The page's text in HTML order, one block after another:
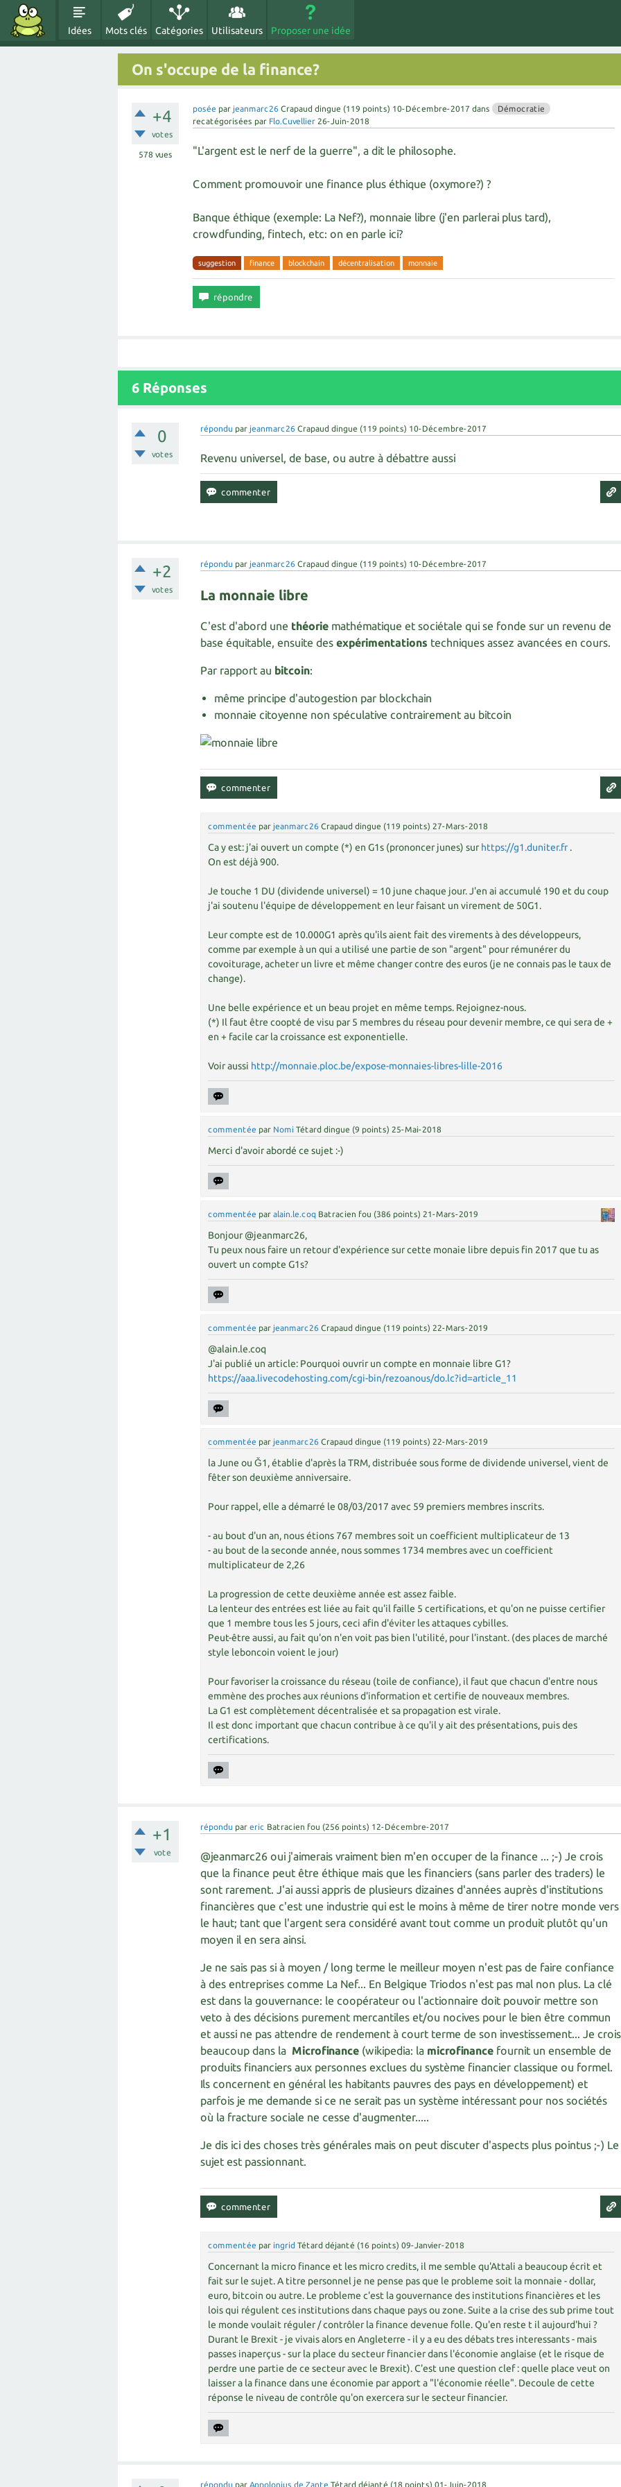
Idées Mots clés Catégories Utilisateurs Proposer une idée
On s'occupe de la finance?
+4
votes
578 vues
posée par jeanmarc26 Crapaud dingue (119 points) 10-Décembre-2017 dans
Démocratie
recatégorisées par Flo.Cuvellier 26-Juin-2018
"L'argent est le nerf de la guerre", a dit le philosophe.
Comment promouvoir une finance plus éthique (oxymore?) ?
Banque éthique (exemple: La Nef?), monnaie libre (j'en parlerai plus tard),
crowdfunding, fintech, etc: on en parle ici?
suggestion finance blockchain décentralisation monnaie
6 Réponses
0
votes
répondu par jeanmarc26 Crapaud dingue (119 points) 10-Décembre-2017
Revenu universel, de base, ou autre à débattre aussi
+2
votes
répondu par jeanmarc26 Crapaud dingue (119 points) 10-Décembre-2017
La monnaie libre
C'est d'abord une théorie mathématique et sociétale qui se fonde sur un revenu de
base équitable, ensuite desexpérimentations techniques assez avancées en cours.
Par rapport au bitcoin:
même principe d'autogestion par blockchain
monnaie citoyenne non spéculative contrairement au bitcoin
commentée par jeanmarc26 Crapaud dingue (119 points) 27-Mars-2018
Ca y est: j'ai ouvert un compte (*) en G1s (prononcer junes) surhttps://g1.duniter.fr.
On est déjà 900.
Je touche 1 DU (dividende universel) = 10 june chaque jour. J'en ai accumulé 190 et du coup
j'ai soutenu l'équipe de développement en leur faisant un virement de 50G1.
Leur compte est de 10.000G1 après qu'ils aient fait des virements à des développeurs,
comme par exemple à un qui a utilisé une partie de son "argent" pour rémunérer du
covoiturage, acheter un livre et même changer contre des euros (je ne connais pas le taux de
change).
Une belle expérience et un beau projet en même temps. Rejoignez-nous.
(*) Il faut être coopté de visu par 5 membres du réseau pour devenir membre, ce qui sera de +
en + facile car la croissance est exponentielle.
Voir aussi http://monnaie.ploc.be/expose-monnaies-libres-lille-2016
commentée par Nomi Tétard dingue (9 points) 25-Mai-2018
Merci d'avoir abordé ce sujet :-)
commentée paralain.le.coq Batracien fou (386 points) 21-Mars-2019
Bonjour @jeanmarc26,
Tu peux nous faire un retour d'expérience sur cette monaie libre depuis fin 2017 que tu as
ouvert un compte G1s?
commentée par jeanmarc26 Crapaud dingue (119 points) 22-Mars-2019
@alain.le.coq
J'ai publié un article: Pourquoi ouvrir un compte en monnaie libre G1?
https://aaa.livecodehosting.com/cgi-bin/rezoanous/do.lc?id=article_11
commentée par jeanmarc26 Crapaud dingue (119 points) 22-Mars-2019
la June ou Ǧ1, établie d'après la TRM, distribuée sous forme de dividende universel, vient de
fêter son deuxième anniversaire.
Pour rappel, elle a démarré le 08/03/2017 avec 59 premiers membres inscrits.
- au bout d'un an, nous étions 767 membres soit un coefficient multiplicateur de 13
- au bout de la seconde année, nous sommes 1734 membres avec un coefficient
multiplicateur de 2,26
La progression de cette deuxième année est assez faible.
La lenteur des entrées est liée au fait qu'il faille 5 certifications, et qu'on ne puisse certifier
que 1 membre tous les 5 jours, ceci afin d'éviter les attaques cybilles.
Peut-être aussi, au fait qu'on n'en voit pas bien l'utilité, pour l'instant. (des places de marché
style leboncoin voient le jour)
Pour favoriser la croissance du réseau (toile de confiance), il faut que chacun d'entre nous
emmène des proches aux réunions d'information et certifie de nouveaux membres.
La G1 est complètement décentralisée et sa propagation est virale.
Il est donc important que chacun contribue à ce qu'il y ait des présentations, puis des
certifications.
+1
vote
répondu pareric Batracien fou (256 points) 12-Décembre-2017
@jeanmarc26 oui j'aimerais vraiment bien m'en occuper de la finance ... ;-) Je crois
que la finance peut être éthique mais que les financiers (sans parler des traders) le
sont rarement. J'ai aussi appris de plusieurs dizaines d'années auprès d'institutions
financières que c'est une industrie qui est le moins à même de tirer notre monde vers
le haut; tant que l'argent sera considéré avant tout comme un produit plutôt qu'un
moyen il en sera ainsi.
Je ne sais pas si à moyen / long terme le meilleur moyen n'est pas de faire confiance
à des entreprises comme La Nef... En Belgique Triodos n'est pas mal non plus. La clé
est dans la gouvernance: le coopérateur ou l'actionnaire doit pouvoir mettre son
veto à des décisions purement mercantiles et/ou nocives pour le bien être commun
et aussi ne pas attendre de rendement à court terme de son investissement... Je crois
beaucoup dans la Microfinance (wikipedia: la microfinance fournit un ensemble de
produits financiers aux personnes exclues du système financier classique ou formel.
Ils concernent en général les habitants pauvres des pays en développement) et
parfois je me demande si ce ne serait pas un système intéressant pour nos sociétés
où la fracture sociale ne cesse d'augmenter.....
Je dis ici des choses très générales mais on peut discuter d'aspects plus pointus ;-) Le
sujet est passionnant.
commentée par ingrid Tétard déjanté (16 points) 09-Janvier-2018
Concernant la micro finance et les micro credits, il me semble qu'Attali a beaucoup écrit et
fait sur le sujet. A titre personnel je ne pense pas que le probleme soit la monnaie - dollar,
euro, bitcoin ou autre. Le probleme c'est la gouvernance des institutions financières et les
lois qui régulent ces institutions dans chaque pays ou zone. Suite a la crise des sub prime tout
le monde voulait réguler / contrôler la finance devenue folle. Qu'en reste t il aujourd'hui ?
Durant le Brexit - je vivais alors en Angleterre - il y a eu des débats tres interessants - mais
passes inaperçus - sur la place du secteur financier dans l'économie anglaise (et le risque de
perdre une partie de ce secteur avec le Brexit). C'est une question clef : quelle place veut on
laisser a la finance dans une économie par apport a "l'économie réelle". Decoule de cette
réponse le niveau de contrôle qu'on exercera sur le secteur financier.
répondu par Appolonius de Zante Tétard déjanté (18 points) 01-Juin-2018